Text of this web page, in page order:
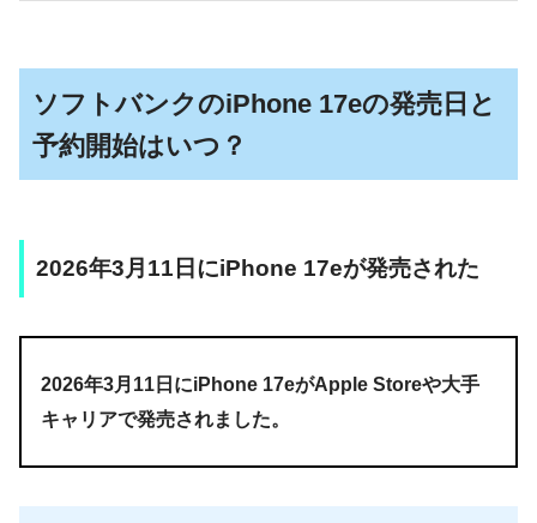
ソフトバンクのiPhone 17eの発売日と
予約開始はいつ？
2026年3月11日にiPhone 17eが発売された
2026年3月11日にiPhone 17eがApple Storeや大手
キャリアで発売されました。